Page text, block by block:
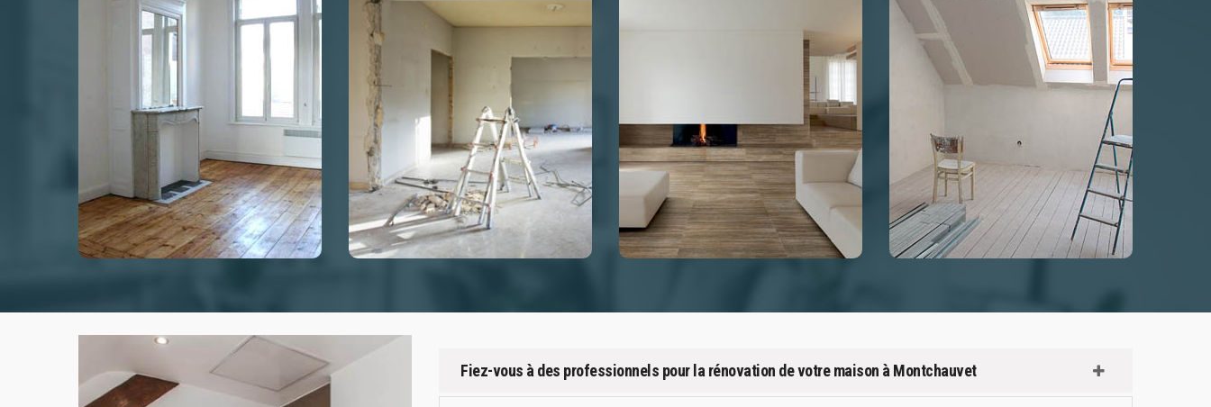
Fiez-vous à des professionnels pour la rénovation de votre maison à Montchauvet